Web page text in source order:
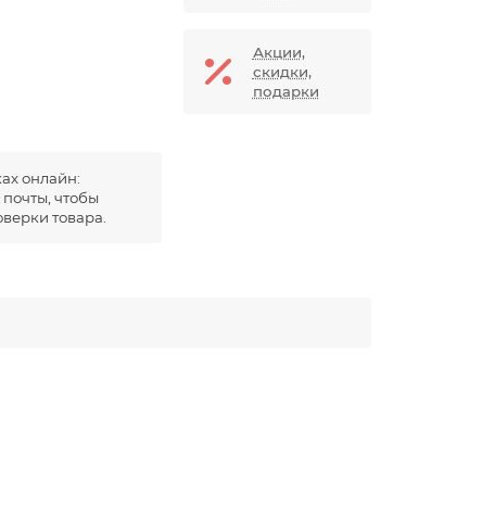
онлайн:
чтобы
товара.
Акции,
скидки,
подарки